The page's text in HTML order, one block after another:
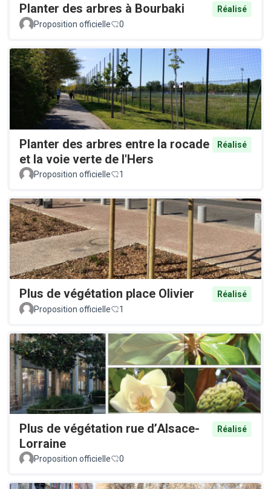
Planter des arbres à Bourbaki
Réalisé
Proposition officielle
0
Planter des arbres entre la rocade
et la voie verte de l'Hers
Réalisé
Proposition officielle 1
Plus de végétation place Olivier
Réalisé
Proposition officielle
1
Plus de végétation rue d’Alsace-
Lorraine
Réalisé
Proposition officielle 0